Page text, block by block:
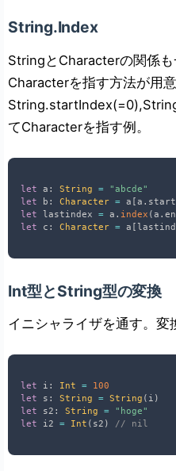
String.Index
StringとCharacterの関係
Characterを指す方法が用意
てCharacterを指す例。
let a : String =
"abcde"
let b : Character = a [a .
let lastindex = a . index (a .
let c : Character = a [
Int型とString型の変換
イニシャライザを通す。変
let i : Int =
100
let s : String = String ( i )
let s2 : String =
"hoge"
let i2 = Int ( s2 ) // nil